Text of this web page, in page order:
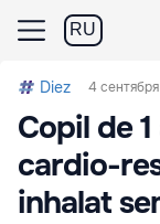
RU
Diez 4
Copil de
cardio-
inhalat